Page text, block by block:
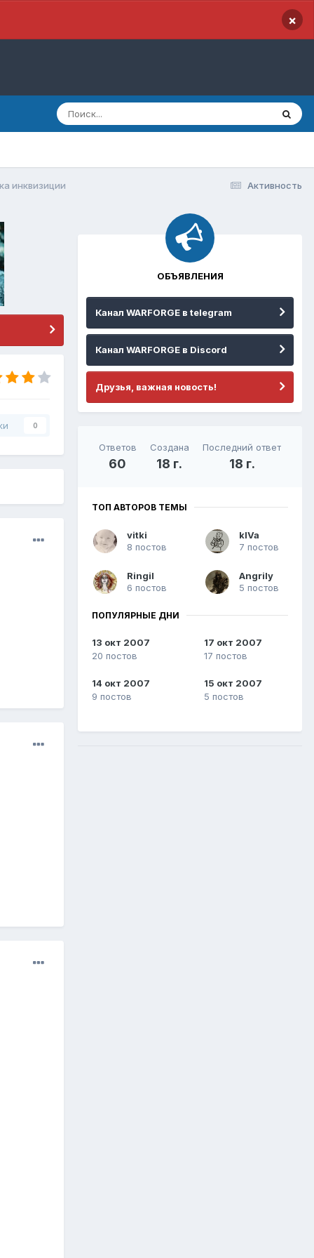
×
Активность
инквизиции
0
ОБЪЯВЛЕНИЯ
Канал WARFORGE в telegram
Канал WARFORGE в Discord
Друзья, важная новость!
Ответов
60
Создана
18 г.
Последний ответ
18 г.
ТОП АВТОРОВ ТЕМЫ
vitki
8 постов
kIVa
7 постов
Ringil
6 постов
Angrily
5 постов
ПОПУЛЯРНЫЕ ДНИ
13 окт 2007
20 постов
17 окт 2007
17 постов
14 окт 2007
9 постов
15 окт 2007
5 постов